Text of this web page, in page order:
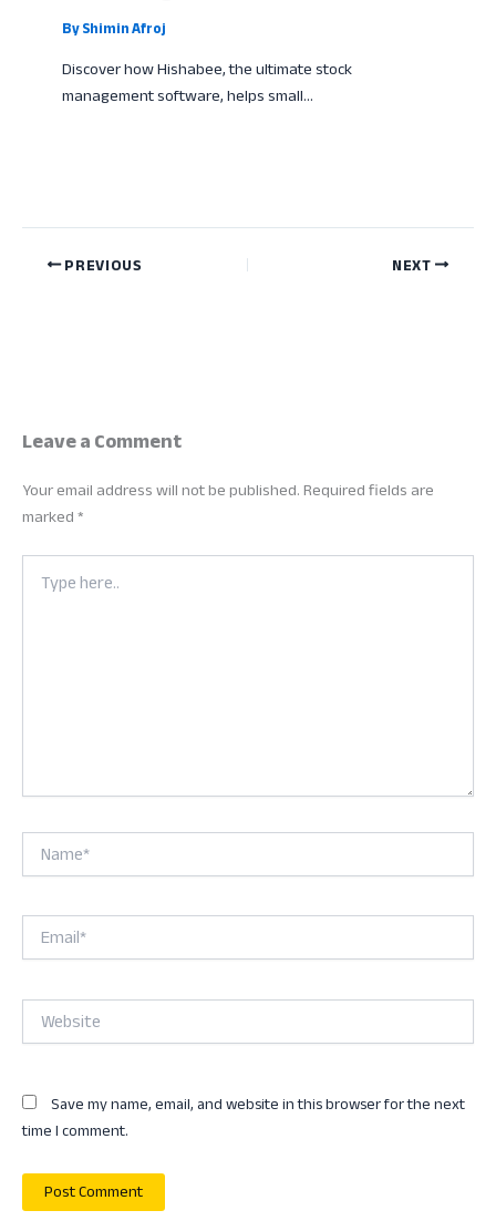
ByShimin Afroj
Discover how Hishabee, the ultimate stock
management software, helps small…
PREVIOUS NEXT
Leave a Comment
Your email address will not be published.Required fields are
marked*
Type
here..
Name*
Email*
Website
Save my name, email, and website in this browser for the next
time I comment.